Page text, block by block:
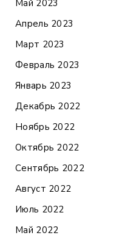
Май 2023
Апрель 2023
Март 2023
Февраль 2023
Январь 2023
Декабрь 2022
Ноябрь 2022
Октябрь 2022
Сентябрь 2022
Август 2022
Июль 2022
Май 2022